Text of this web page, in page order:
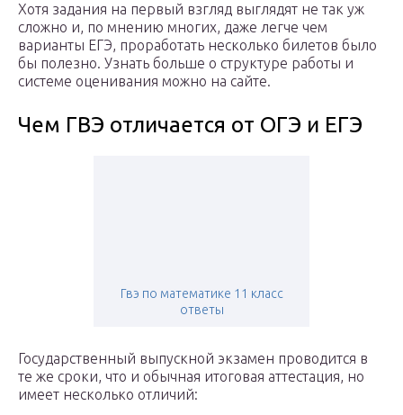
Хотя задания на первый взгляд выглядят не так уж
сложно и, по мнению многих, даже легче чем
варианты ЕГЭ, проработать несколько билетов было
бы полезно. Узнать больше о структуре работы и
системе оценивания можно на сайте.
Чем ГВЭ отличается от ОГЭ и ЕГЭ
Гвэ по математике 11 класс
ответы
Государственный выпускной экзамен проводится в
те же сроки, что и обычная итоговая аттестация, но
имеет несколько отличий: